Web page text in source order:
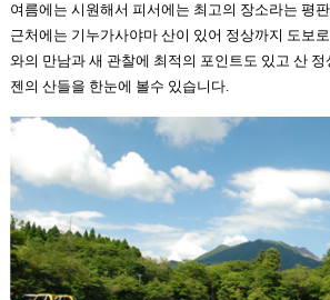
여름에는 시원해서 피서에는 최고의 장소라는 평
근처에는 기누가사야마 산이 있어 정상까지 도보
와의 만남과 새 관찰에 최적의 포인트도 있고 산
젠의 산들을 한눈에 볼수 있습니다.